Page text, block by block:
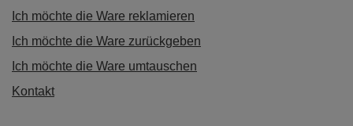
Ich möchte die Ware reklamieren
Ich möchte die Ware zurückgeben
Ich möchte die Ware umtauschen
Kontakt